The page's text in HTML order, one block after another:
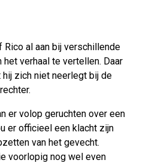
al aan bij verschillende
verhaal te vertellen. Daar
zich niet neerlegt bij de
er volop geruchten over een
er officieel een klacht zijn
van het gevecht.
voorlopig nog wel even